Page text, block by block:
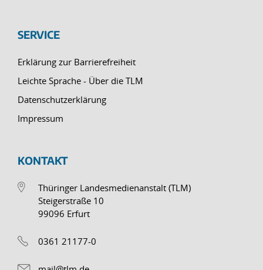
SERVICE
Erklärung zur Barrierefreiheit
Leichte Sprache - Über die TLM
Datenschutzerklärung
Impressum
KONTAKT
Thüringer Landesmedienanstalt (TLM)
Steigerstraße 10
99096 Erfurt
0361 21177-0